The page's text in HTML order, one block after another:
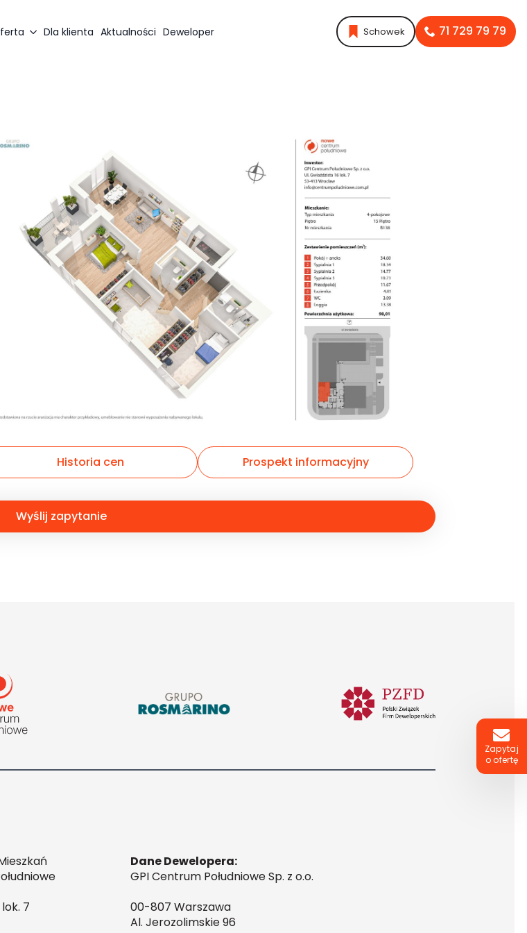
Dla klienta Aktualności Deweloper Schowek 71 729 79 79
Zapytaj
o ofertę
Historia cen
Prospekt informacyjny
Wyślij zapytanie
7
Dane Dewelopera:
GPI Centrum Południowe Sp. z o.o.
00-807 Warszawa
Al. Jerozolimskie 96